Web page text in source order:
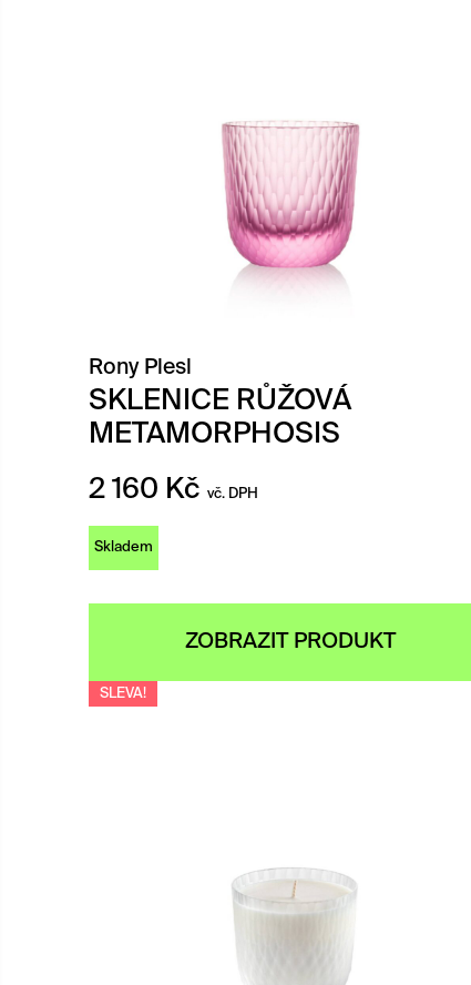
Rony Plesl
SKLENICE RŮŽOVÁ
METAMORPHOSIS
2 160 Kč vč. DPH
Skladem
ZOBRAZIT PRODUKT
SLEVA!